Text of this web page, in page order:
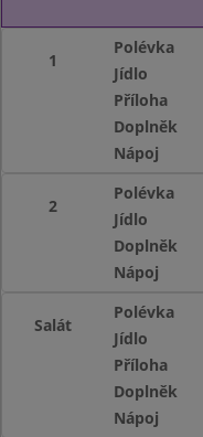
1
Polévka
Jídlo
Příloha
Doplněk
Nápoj
2
Polévka
Jídlo
Doplněk
Nápoj
Salát
Polévka
Jídlo
Příloha
Doplněk
Nápoj